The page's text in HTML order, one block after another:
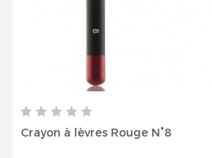
Crayon à lèvres Rouge N°8